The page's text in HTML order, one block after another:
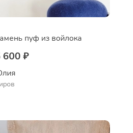
пуф из войлока
600 ₽